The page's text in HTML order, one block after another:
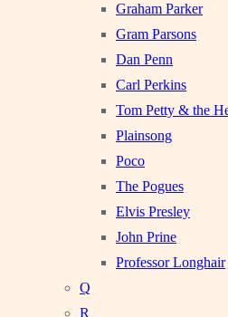
Graham Parker
Gram Parsons
Dan Penn
Carl Perkins
Tom Petty & the
Plainsong
Poco
The Pogues
Elvis Presley
John Prine
Professor Longhair
Q
R